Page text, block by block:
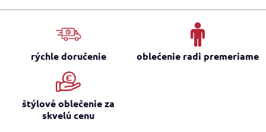
rýchle doručenie oblečenie radi premeriame
štýlové oblečenie za
skvelú cenu